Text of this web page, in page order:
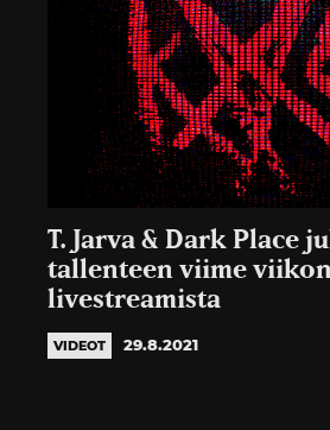
T. Jarva & Dark Place
tallenteen viime
livestreamista
VIDEOT 29.8.2021